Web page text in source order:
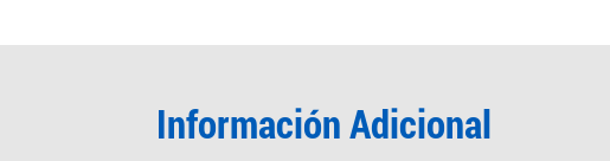
Información Adicional